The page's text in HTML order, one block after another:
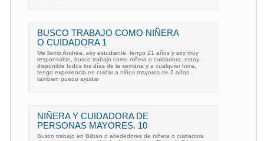
BUSCO TRABAJO COMO NIÑERA
O CUIDADORA 1
Me llamo Andrea, soy estudiante, tengo 21 años y soy muy
responsable, busco trabajo como niñera o cuidadora, estoy
disponible todos los días de la semana y a cualquier hora,
tengo experiencia en cuidar a niños mayores de 2 años,
tambien puedo ayudar
NIÑERA Y CUIDADORA DE
PERSONAS MAYORES. 10
Busco trabajo en Bilbao o alrededores de niñera o cuidadora